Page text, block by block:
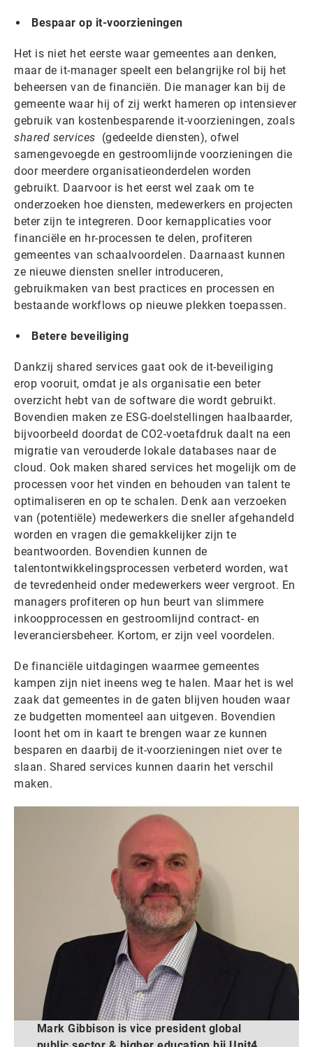
Bespaar op it-voorzieningen
Het is niet het eerste waar gemeentes aan denken,
maar de it-manager speelt een belangrijke rol bij het
beheersen van de financiën. Die manager kan bij de
gemeente waar hij of zij werkt hameren op intensiever
gebruik van kostenbesparende it-voorzieningen, zoals
shared services (gedeelde diensten), ofwel
samengevoegde en gestroomlijnde voorzieningen die
door meerdere organisatieonderdelen worden
gebruikt. Daarvoor is het eerst wel zaak om te
onderzoeken hoe diensten, medewerkers en projecten
beter zijn te integreren. Door kernapplicaties voor
financiële en hr-processen te delen, profiteren
gemeentes van schaalvoordelen. Daarnaast kunnen
ze nieuwe diensten sneller introduceren,
gebruikmaken van best practices en processen en
bestaande workflows op nieuwe plekken toepassen.
Betere beveiliging
Dankzij shared services gaat ook de it-beveiliging
erop vooruit, omdat je als organisatie een beter
overzicht hebt van de software die wordt gebruikt.
Bovendien maken ze ESG-doelstellingen haalbaarder,
bijvoorbeeld doordat de CO2-voetafdruk daalt na een
migratie van verouderde lokale databases naar de
cloud. Ook maken shared services het mogelijk om de
processen voor het vinden en behouden van talent te
optimaliseren en op te schalen. Denk aan verzoeken
van (potentiële) medewerkers die sneller afgehandeld
worden en vragen die gemakkelijker zijn te
beantwoorden. Bovendien kunnen de
talentontwikkelingsprocessen verbeterd worden, wat
de tevredenheid onder medewerkers weer vergroot. En
managers profiteren op hun beurt van slimmere
inkoopprocessen en gestroomlijnd contract- en
leveranciersbeheer. Kortom, er zijn veel voordelen.
De financiële uitdagingen waarmee gemeentes
kampen zijn niet ineens weg te halen. Maar het is wel
zaak dat gemeentes in de gaten blijven houden waar
ze budgetten momenteel aan uitgeven. Bovendien
loont het om in kaart te brengen waar ze kunnen
besparen en daarbij de it-voorzieningen niet over te
slaan. Shared services kunnen daarin het verschil
maken.
Mark Gibbison is vice president global